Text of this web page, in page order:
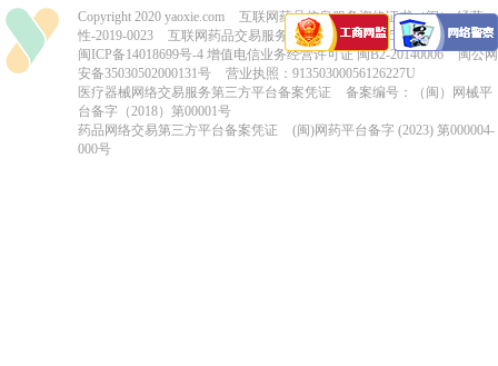
Copyright 2020 yaoxie.com
互联网药品信息服务资格证书（闽）-经营
性-2019-0023
互联网药品交易服务资格证书-国A20150004
闽ICP备14018699号-4 增值电信业务经营许可证 闽B2-20140006
闽公网
安备35030502000131号
营业执照：91350300056126227U
医疗器械网络交易服务第三方平台备案凭证
备案编号：（闽）网械平
台备字（2018）第00001号
药品网络交易第三方平台备案凭证
(闽)网药平台备字 (2023) 第000004-
000号